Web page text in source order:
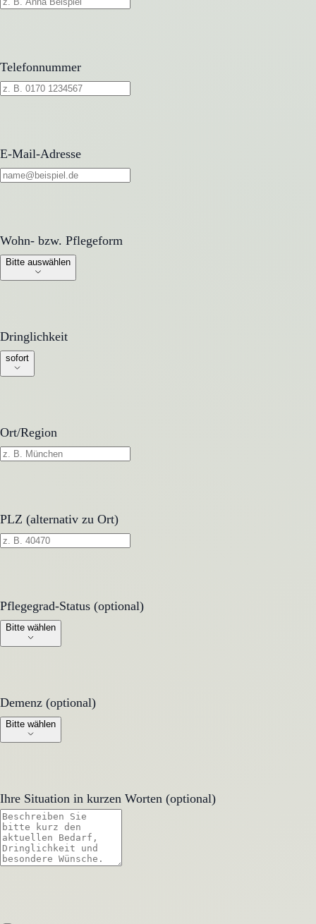
Telefonnummer
E-Mail-Adresse
Wohn- bzw. Pflegeform
Wohn- bzw. Pflegeform
Bitte auswählen
Dringlichkeit
Dringlichkeit
sofort
Ort/Region
PLZ (alternativ zu Ort)
Pflegegrad-Status (optional)
Pflegegrad-Status (optional)
Bitte wählen
Demenz (optional)
Demenz (optional)
Bitte wählen
Ihre Situation in kurzen Worten (optional)